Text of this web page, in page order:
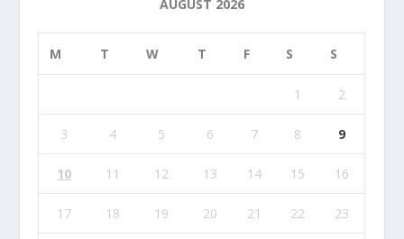
AUGUST 2026
M T W T F S S
1 2
3 4 5 6 7 8 9
10 11 12 13 14 15 16
17 18 19 20 21 22 23